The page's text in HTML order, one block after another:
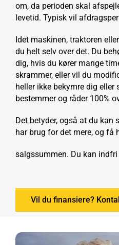
om, da perioden skal
levetid. Typisk vil
Idet maskinen, traktoren
du helt selv over det. Du
dig, hvis du kører mange
skrammer, eller vil du
heller ikke bekymre dig eller
bestemmer og råder 100%
Det betyder, også at du
har brug for det mere, og få
salgssummen. Du kan
Vil du finansiere?